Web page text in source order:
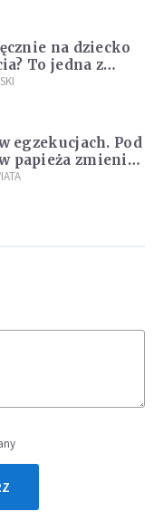
na dziecko
To jedna z
"Rozwój
egzekucjach. Pod
papieża zmienił